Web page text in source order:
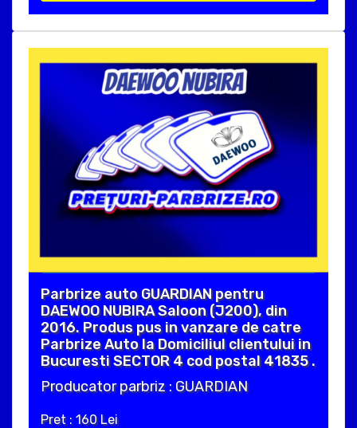
Parbrize auto GUARDIAN pentru
DAEWOO NUBIRA Saloon (J200), din
2016. Produs pus in vanzare de catre
Parbrize Auto la Domiciliul clientului in
Bucuresti SECTOR 4 cod postal 41835 .
Producator parbriz : GUARDIAN
Pret : 160 Lei